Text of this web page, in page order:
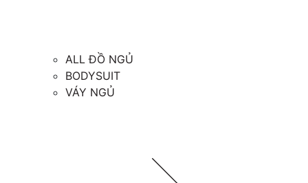
ALL ĐỒ NGỦ
BODYSUIT
VÁY NGỦ